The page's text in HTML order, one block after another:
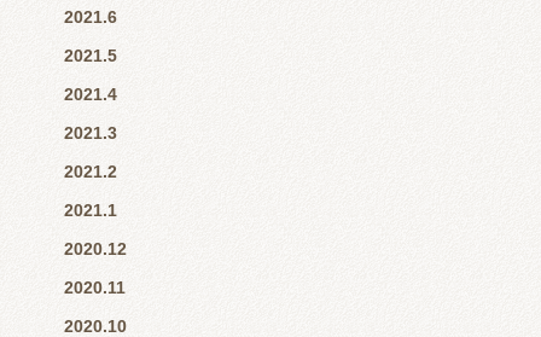
2021.6
2021.5
2021.4
2021.3
2021.2
2021.1
2020.12
2020.11
2020.10